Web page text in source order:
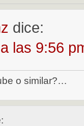
dice:
las 9:56
o similar?…